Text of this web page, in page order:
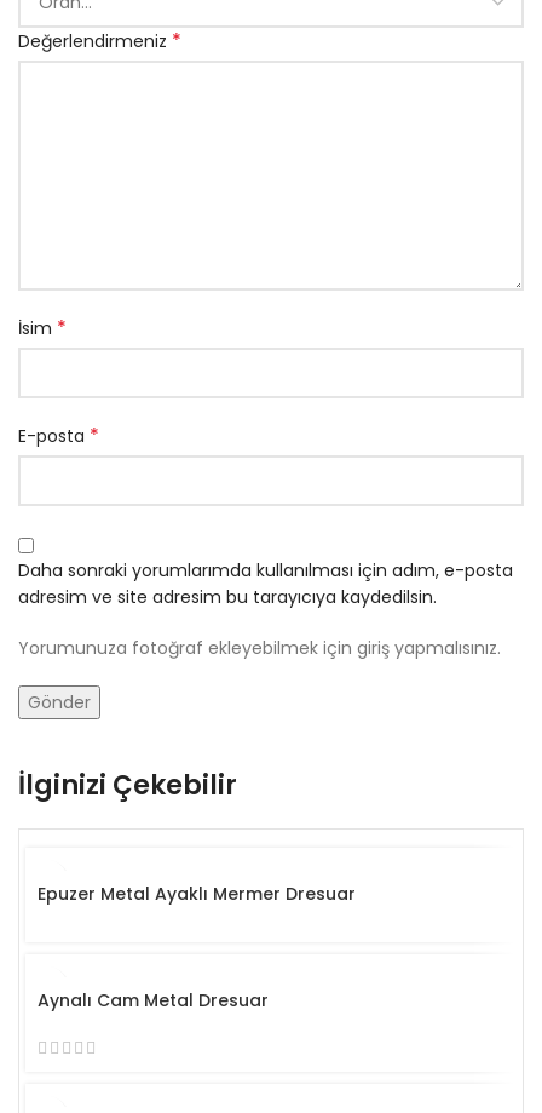
Değerlendirmeniz *
İsim *
E-posta *
Daha sonraki yorumlarımda kullanılması için adım, e-posta
adresim ve site adresim bu tarayıcıya kaydedilsin.
Yorumunuza fotoğraf ekleyebilmek için giriş yapmalısınız.
İlginizi Çekebilir
Epuzer Metal Ayaklı Mermer Dresuar
Aynalı Cam Metal Dresuar